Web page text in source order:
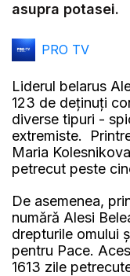
asupra potasei.
PRO TV
Liderul belarus
123 de deținuți
diverse tipuri -
extremiste.
Maria
petrecut peste
De asemenea,
numără Alesi
drepturile omului
pentru Pace.
1613 zile